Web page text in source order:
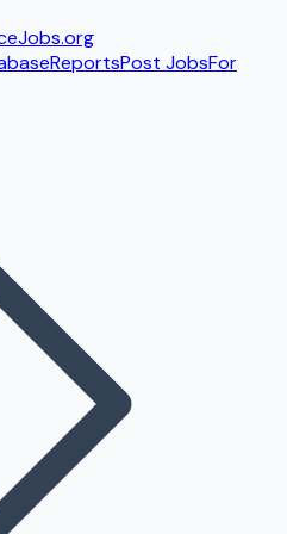
.org
ReportsPost JobsFor